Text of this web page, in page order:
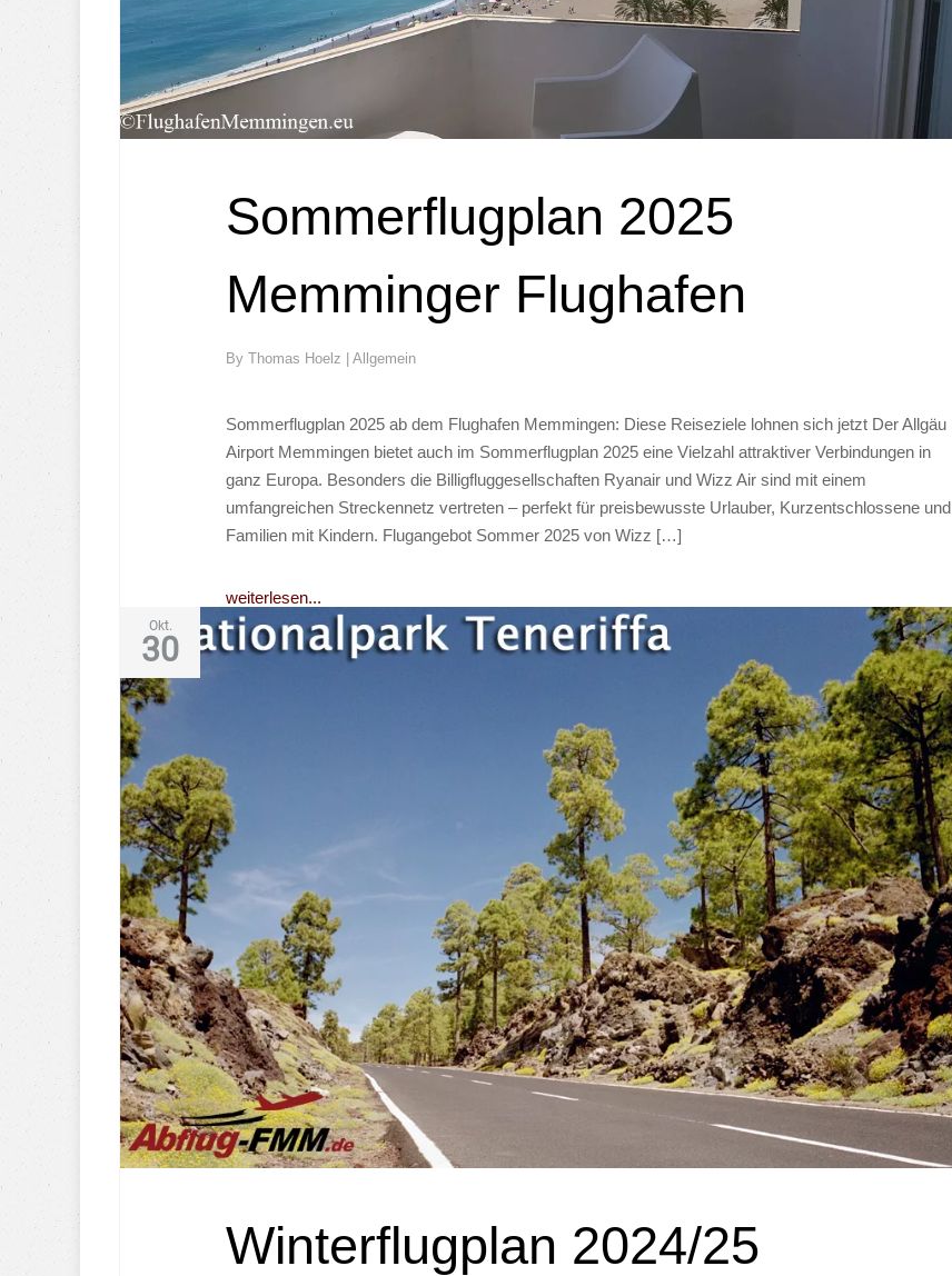
Sommerflugplan 2025
Memminger Flughafen
By Thomas Hoelz Allgemein
Sommerflugplan 2025 ab dem Flughafen Memmingen: Diese Reiseziele lohnen sich jetzt Der Allgäu
Airport Memmingen bietet auch im Sommerflugplan 2025 eine Vielzahl attraktiver Verbindungen in
ganz Europa. Besonders die Billigfluggesellschaften Ryanair und Wizz Air sind mit einem
umfangreichen Streckennetz vertreten – perfekt für preisbewusste Urlauber, Kurzentschlossene und
Familien mit Kindern. Flugangebot Sommer 2025 von Wizz […]
weiterlesen...
Okt.
30
Winterflugplan 2024/25